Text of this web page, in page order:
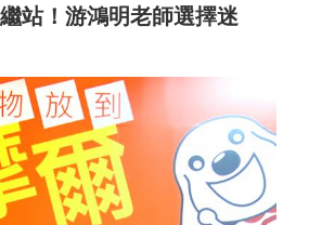
站！游鴻明老師選擇迷